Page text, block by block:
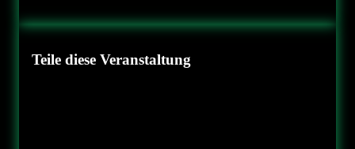
Teile diese Veranstaltung